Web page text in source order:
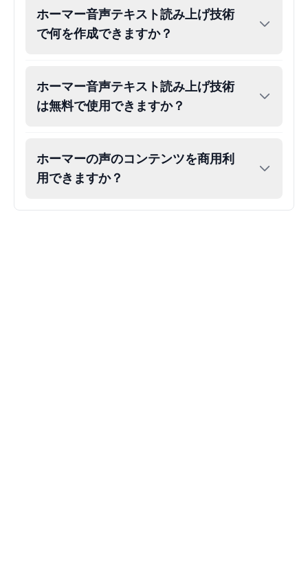
ホーマー音声テキスト読み上げ技術
で何を作成できますか？
ホーマー音声テキスト読み上げ技術
は無料で使用できますか？
ホーマーの声のコンテンツを商用利
用できますか？